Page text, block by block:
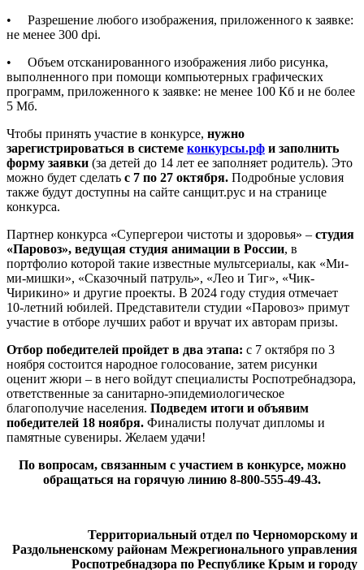
• Разрешение любого изображения, приложенного к заявке:
не менее 300 dpi.
• Объем отсканированного изображения либо рисунка,
выполненного при помощи компьютерных графических
программ, приложенного к заявке: не менее 100 Кб и не более
5 Мб.
Чтобы принять участие в конкурсе, нужно
зарегистрироваться в системе конкурсы.рф и заполнить
форму заявки (за детей до 14 лет ее заполняет родитель). Это
можно будет сделать с 7 по 27 октября. Подробные условия
также будут доступны на сайте санщит.рус и на странице
конкурса.
Партнер конкурса «Супергерои чистоты и здоровья» – студия
«Паровоз», ведущая студия анимации в России, в
портфолио которой такие известные мультсериалы, как «Ми-
ми-мишки», «Сказочный патруль», «Лео и Тиг», «Чик-
Чирикино» и другие проекты. В 2024 году студия отмечает
10-летний юбилей. Представители студии «Паровоз» примут
участие в отборе лучших работ и вручат их авторам призы.
Отбор победителей пройдет в два этапа: c 7 октября по 3
ноября состоится народное голосование, затем рисунки
оценит жюри – в него войдут специалисты Роспотребнадзора,
ответственные за санитарно-эпидемиологическое
благополучие населения. Подведем итоги и объявим
победителей 18 ноября. Финалисты получат дипломы и
памятные сувениры. Желаем удачи!
По вопросам, связанным с участием в конкурсе, можно
обращаться на горячую линию 8-800-555-49-43.
Территориальный отдел по Черноморскому и
Раздольненскому районам Межрегионального управления
Роспотребнадзора по Республике Крым и городу